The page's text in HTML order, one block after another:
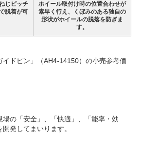
じピッチ
脱着が可
ホイール取付け時の位置合わせが
素早く行え、くぼみのある独自の
形状がホイールの脱落を防ぎま
す。
イドピン」（AH4-14150）の小売参考価
場の「安全」、「快適」、「能率・効
発してまいります。